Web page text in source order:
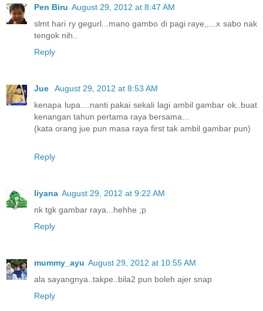
Pen Biru August 29, 2012 at 8:47 AM
slmt hari ry gegurl...mano gambo di pagi raye,,...x sabo nak
tengok nih..
Reply
Jue
August 29, 2012 at 8:53 AM
kenapa lupa....nanti pakai sekali lagi ambil gambar ok..buat
kenangan tahun pertama raya bersama...
(kata orang jue pun masa raya first tak ambil gambar pun)
Reply
liyana August 29, 2012 at 9:22 AM
nk tgk gambar raya...hehhe ;p
Reply
mummy_ayu August 29, 2012 at 10:55 AM
ala sayangnya..takpe..bila2 pun boleh ajer snap
Reply